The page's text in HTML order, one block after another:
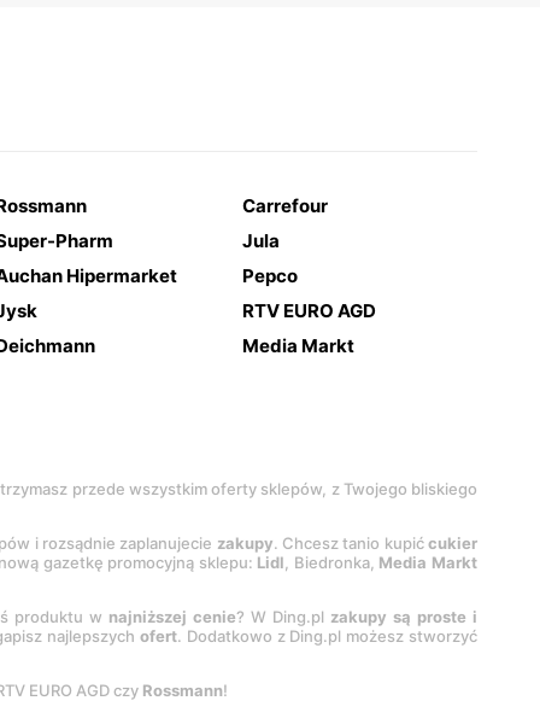
Carrefour
Pharm
Jula
Hipermarket
Pepco
RTV EURO AGD
Media Markt
przede wszystkim oferty sklepów, z Twojego bliskiego
i rozsądnie zaplanujecie zakupy. Chcesz tanio kupićcukier
gazetkę promocyjną sklepu: Lidl, Biedronka, Media Markt
produktu w najniższej cenie? W Ding.pl zakupy są proste i
najlepszychofert. Dodatkowo z Ding.pl możesz stworzyć
EURO AGD czy Rossmann!